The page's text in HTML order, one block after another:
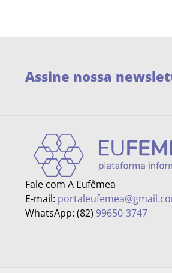
Assine nossa
Fale com A Eufêmea
E-mail:
WhatsApp: (82) 99650-3747